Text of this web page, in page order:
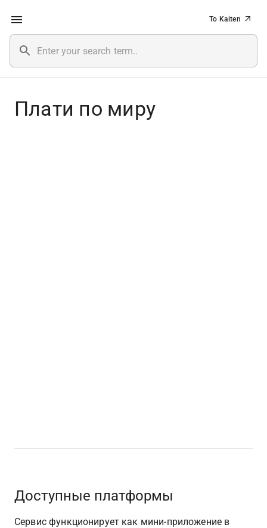
To Kaiten
Плати по миру
Доступные платформы
Сервис функционирует как мини-приложение в